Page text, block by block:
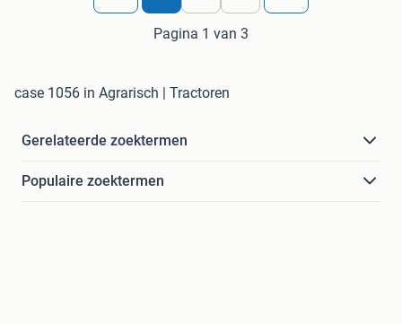
Pagina 1 van 3
case 1056 in Agrarisch | Tractoren
Gerelateerde zoektermen
Populaire zoektermen